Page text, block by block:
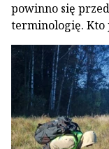
powinno się
terminologię. Kto